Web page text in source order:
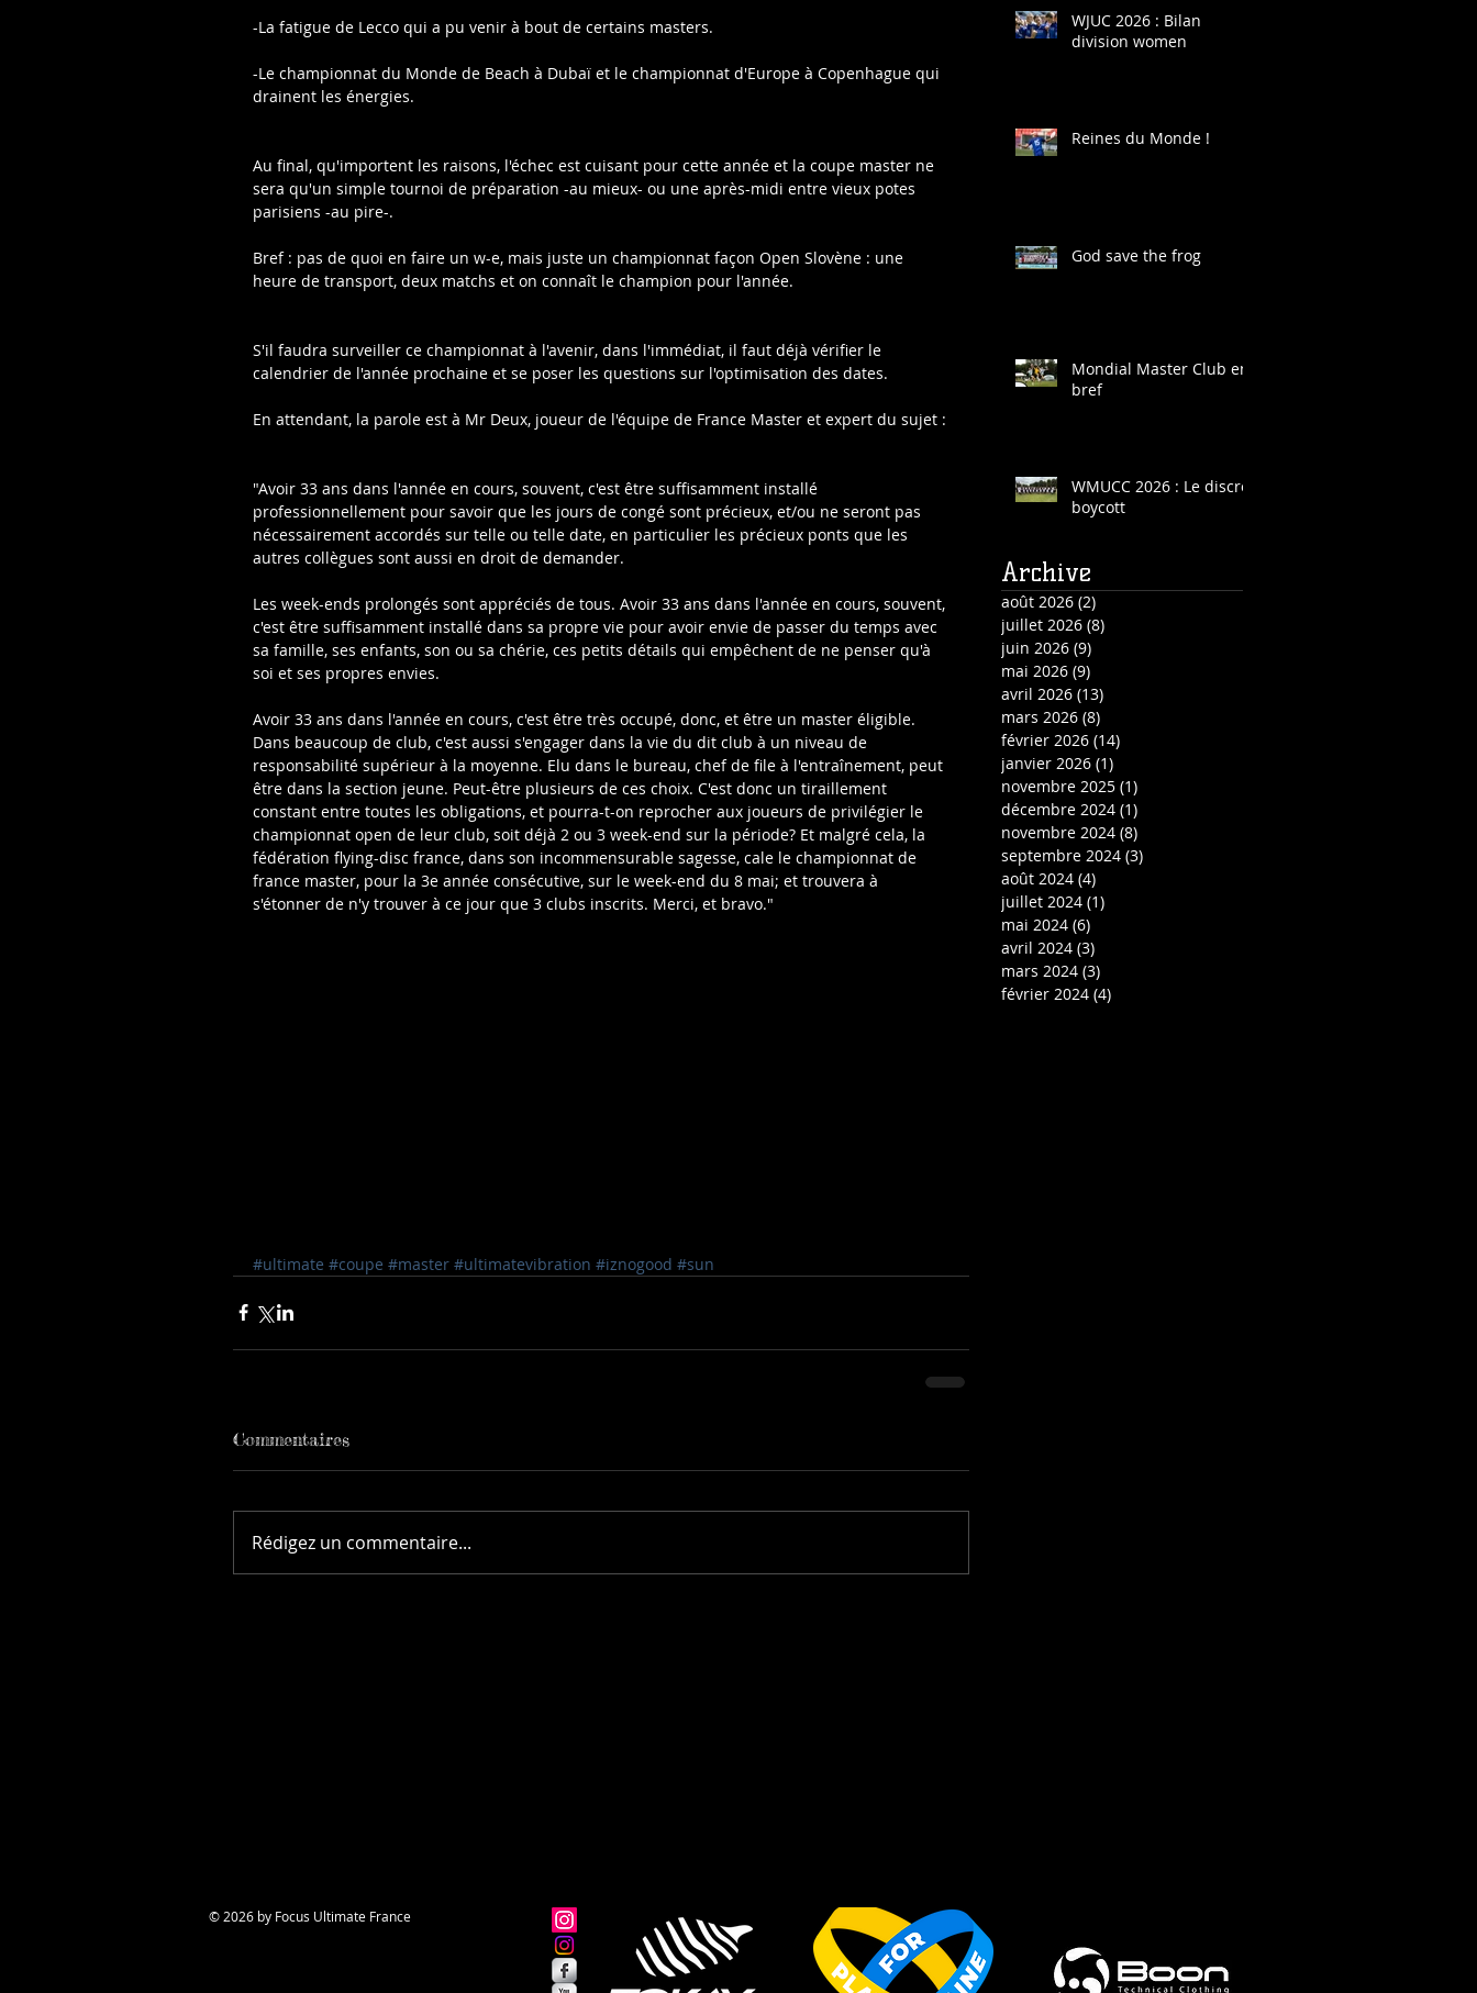
-La fatigue de Lecco qui a pu venir à bout de certains masters.
-Le championnat du Monde de Beach à Dubaï et le championnat d'Europe à Copenhague qui
drainent les énergies.
Au final, qu'importent les raisons, l'échec est cuisant pour cette année et la coupe master ne
sera qu'un simple tournoi de préparation -au mieux- ou une après-midi entre vieux potes
parisiens -au pire-.
Bref : pas de quoi en faire un w-e, mais juste un championnat façon Open Slovène : une
heure de transport, deux matchs et on connaît le champion pour l'année.
S'il faudra surveiller ce championnat à l'avenir, dans l'immédiat, il faut déjà vérifier le
calendrier de l'année prochaine et se poser les questions sur l'optimisation des dates.
En attendant, la parole est à Mr Deux, joueur de l'équipe de France Master et expert du sujet :
"Avoir 33 ans dans l'année en cours, souvent, c'est être suffisamment installé
professionnellement pour savoir que les jours de congé sont précieux, et/ou ne seront pas
nécessairement accordés sur telle ou telle date, en particulier les précieux ponts que les
autres collègues sont aussi en droit de demander.
Les week-ends prolongés sont appréciés de tous. Avoir 33 ans dans l'année en cours, souvent,
c'est être suffisamment installé dans sa propre vie pour avoir envie de passer du temps avec
sa famille, ses enfants, son ou sa chérie, ces petits détails qui empêchent de ne penser qu'à
soi et ses propres envies.
Avoir 33 ans dans l'année en cours, c'est être très occupé, donc, et être un master éligible.
Dans beaucoup de club, c'est aussi s'engager dans la vie du dit club à un niveau de
responsabilité supérieur à la moyenne. Elu dans le bureau, chef de file à l'entraînement, peut
être dans la section jeune. Peut-être plusieurs de ces choix. C'est donc un tiraillement
constant entre toutes les obligations, et pourra-t-on reprocher aux joueurs de privilégier le
championnat open de leur club, soit déjà 2 ou 3 week-end sur la période? Et malgré cela, la
fédération flying-disc france, dans son incommensurable sagesse, cale le championnat de
france master, pour la 3e année consécutive, sur le week-end du 8 mai; et trouvera à
s'étonner de n'y trouver à ce jour que 3 clubs inscrits. Merci, et bravo."
#ultimate #coupe #master #ultimatevibration #iznogood #sun
Commentaires
Rédigez un commentaire...
WJUC 2026 : Bilan
division women
Reines du Monde !
God save the frog
Mondial Master Club en
bref
WMUCC 2026 : Le discret
boycott
Archive
août 2026 (2)
juillet 2026 (8)
juin 2026 (9)
mai 2026 (9)
avril 2026 (13)
mars 2026 (8)
février 2026 (14)
janvier 2026 (1)
novembre 2025 (1)
décembre 2024 (1)
novembre 2024 (8)
septembre 2024 (3)
août 2024 (4)
juillet 2024 (1)
mai 2024 (6)
avril 2024 (3)
mars 2024 (3)
février 2024 (4)
© 2026 by Focus Ultimate France